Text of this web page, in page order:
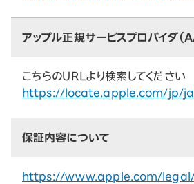
アップル正規サービスプロバイダ（
こちらのURLより検索してください
https://locate.apple.com/jp/
保証内容について
https://www.apple.com/